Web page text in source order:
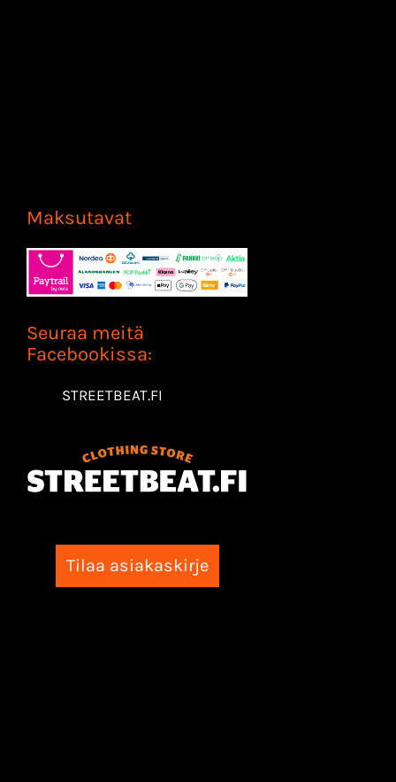
Maksutavat
Seuraa meitä
Facebookissa:
STREETBEAT.FI